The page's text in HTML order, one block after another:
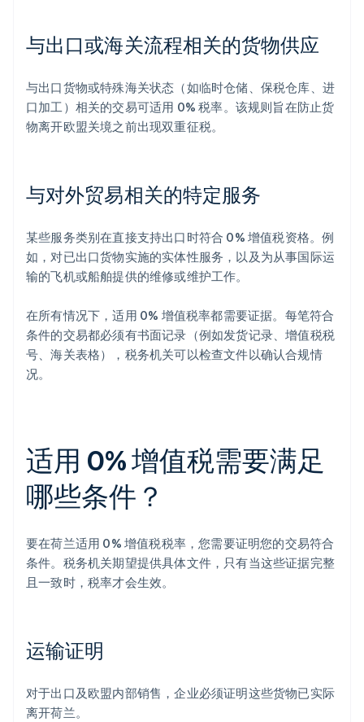
与出口或海关流程相关的货物供应
与出口货物或特殊海关状态（如临时仓储、保税仓库、进
口加工）相关的交易可适用 0% 税率。该规则旨在防止货
物离开欧盟关境之前出现双重征税。
与对外贸易相关的特定服务
某些服务类别在直接支持出口时符合 0% 增值税资格。例
如，对已出口货物实施的实体性服务，以及为从事国际运
输的飞机或船舶提供的维修或维护工作。
在所有情况下，适用 0% 增值税率都需要证据。每笔符合
条件的交易都必须有书面记录（例如发货记录、增值税税
号、海关表格），税务机关可以检查文件以确认合规情
况。
适用 0% 增值税需要满足
哪些条件？
要在荷兰适用 0% 增值税税率，您需要证明您的交易符合
条件。税务机关期望提供具体文件，只有当这些证据完整
且一致时，税率才会生效。
运输证明
对于出口及欧盟内部销售，企业必须证明这些货物已实际
离开荷兰。